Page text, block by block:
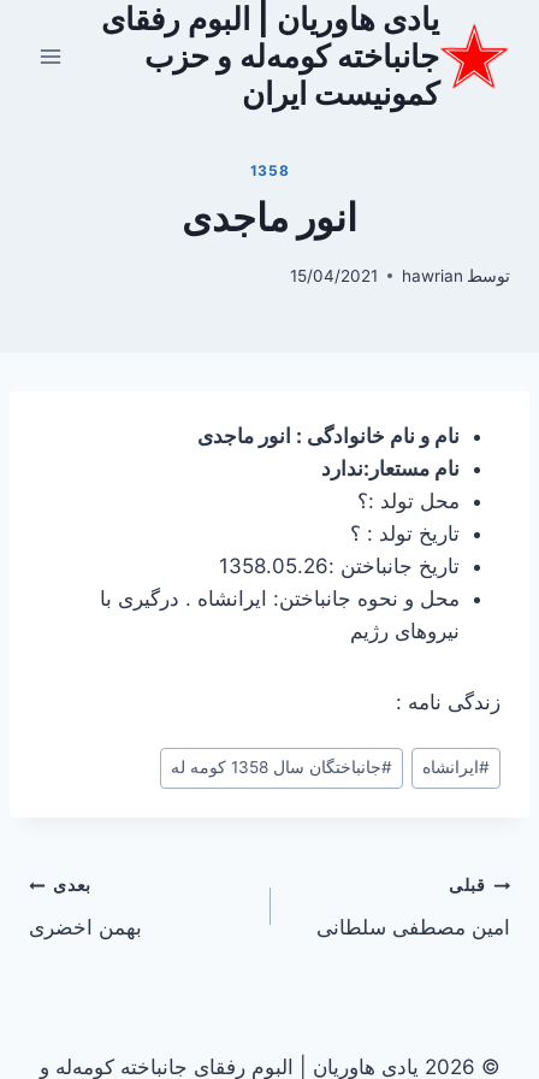
محتوا
یادی هاوریان | البوم رفقای
جانباخته کومه‌له و حزب
کمونیست ایران
1358
انور ماجدی
توسط hawrian
15/04/2021
نام و نام خانوادگی : انور ماجدی
نام مستعار:ندارد
محل تولد :؟
تاریخ تولد : ؟
تاریخ جانباختن :1358.05.26
محل و نحوه جانباختن: ایرانشاه . درگیری با
نیروهای رژیم
زندگی نامه :
#ایرانشاه #جانباختگان سال 1358 کومه له
راهبری
نوشته
قبلی
امین مصطفی سلطانی
بعدی
بهمن اخضری
© 2026 یادی هاوریان | البوم رفقای جانباخته کومه‌له و